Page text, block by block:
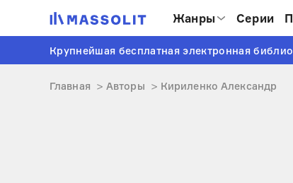
Жанры Серии
Крупнейшая бесплатная электронная
Главная Авторы Кириленко Александр